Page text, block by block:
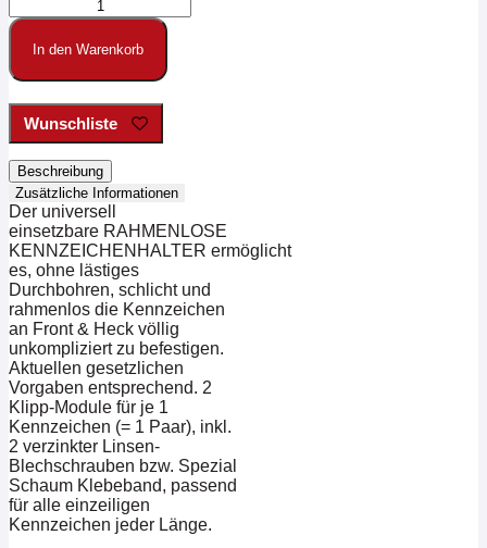
Klip
KENNZEICHENHALTER
zum
SCHRAUBEN
Menge
In den Warenkorb
Wunschliste
Beschreibung
Zusätzliche Informationen
Der universell
einsetzbare RAHMENLOSE
KENNZEICHENHALTER ermöglicht
es, ohne lästiges
Durchbohren, schlicht und
rahmenlos die Kennzeichen
an Front & Heck völlig
unkompliziert zu befestigen.
Aktuellen gesetzlichen
Vorgaben entsprechend. 2
Klipp-Module für je 1
Kennzeichen (= 1 Paar), inkl.
2 verzinkter Linsen-
Blechschrauben bzw. Spezial
Schaum Klebeband, passend
für alle einzeiligen
Kennzeichen jeder Länge.